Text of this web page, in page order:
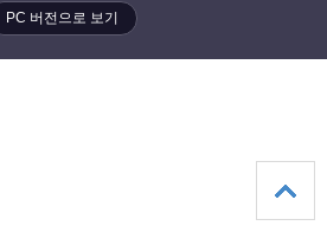
PC 버전으로 보기